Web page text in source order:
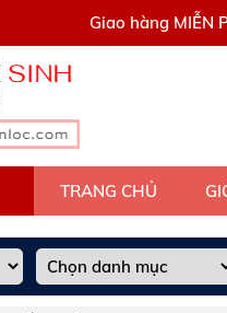
Giao hàng MIỄN
TRANG CHỦ